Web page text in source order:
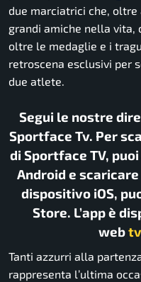
due marciatrici che,
grandi amiche nella vita,
oltre le medaglie e i
retroscena esclusivi per
due atlete.
Segui le nostre
Sportface Tv. Per
di Sportface TV,
Android e scaricare
dispositivo iOS,
Store. L’app è
web
Tanti azzurri alla
rappresenta l’ultima